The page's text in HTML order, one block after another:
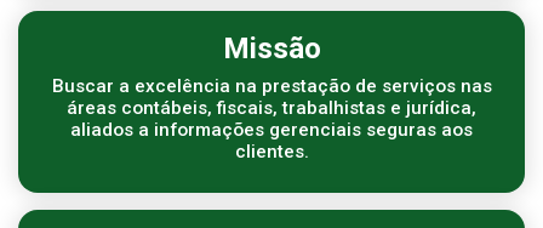
Missão
Buscar a excelência na prestação de serviços nas
áreas contábeis, fiscais, trabalhistas e jurídica,
aliados a informações gerenciais seguras aos
clientes.